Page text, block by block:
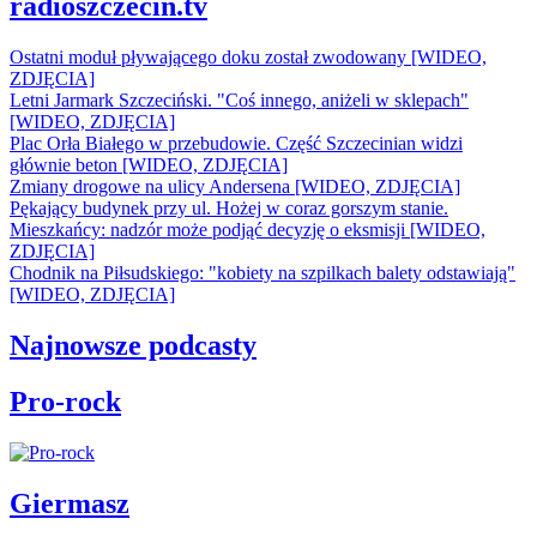
Ostatni moduł pływającego doku został zwodowany [WIDEO,
ZDJĘCIA]
Letni Jarmark Szczeciński. "Coś innego, aniżeli w sklepach"
[WIDEO, ZDJĘCIA]
Plac Orła Białego w przebudowie. Część Szczecinian widzi
głównie beton [WIDEO, ZDJĘCIA]
Zmiany drogowe na ulicy Andersena [WIDEO, ZDJĘCIA]
Pękający budynek przy ul. Hożej w coraz gorszym stanie.
Mieszkańcy: nadzór może podjąć decyzję o eksmisji [WIDEO,
ZDJĘCIA]
Chodnik na Piłsudskiego: "kobiety na szpilkach balety odstawiają"
[WIDEO, ZDJĘCIA]
Najnowsze podcasty
Pro-rock
Giermasz